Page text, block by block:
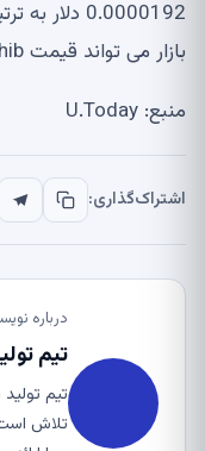
0.0000192
بازار می تواند قیمت Shib را بیشتر کند.
منبع: U.Today
اشتراک‌گذاری:
درباره
تیم
تیم
تلاش